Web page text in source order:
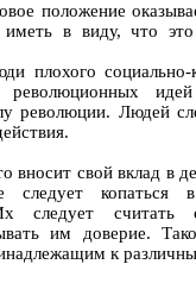
положение
в виду, что это
плохого социально-
революционных
революции. Людей
вносит свой вклад в
копаться в
следует считать
им доверие.
к